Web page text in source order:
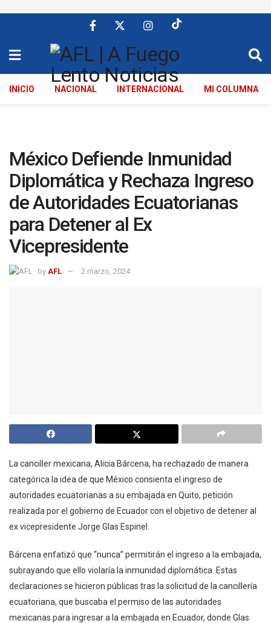
INICIO NACIONAL INTERNACIONAL MI COLUMNA
México Defiende Inmunidad
Diplomática y Rechaza Ingreso
de Autoridades Ecuatorianas
para Detener al Ex
Vicepresidente
by AFL 2 marzo, 2024
La canciller mexicana, Alicia Bárcena, ha rechazado de manera
categórica la idea de que México consienta el ingreso de
autoridades ecuatorianas a su embajada en Quito, petición
realizada por el gobierno de Ecuador con el objetivo de detener al
ex vicepresidente Jorge Glas Espinel.
Bárcena enfatizó que “nunca” permitirán el ingreso a la embajada,
subrayando que ello violaría la inmunidad diplomática. Estas
declaraciones se hicieron públicas tras la solicitud de la cancillería
ecuatoriana, que buscaba el permiso de las autoridades
mexicanas para ingresar a la embajada en Ecuador, donde Glas